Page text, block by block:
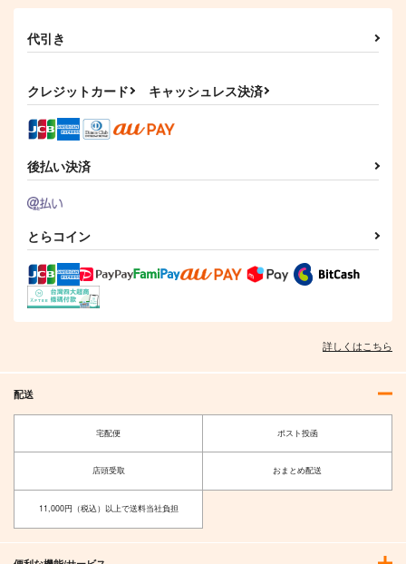
代引き
クレジットカード キャッシュレス決済
後払い決済
とらコイン
詳しくはこちら
配送
宅配便 ポスト投函
店頭受取 おまとめ配送
11,000円（税込）以上で送料当社負担